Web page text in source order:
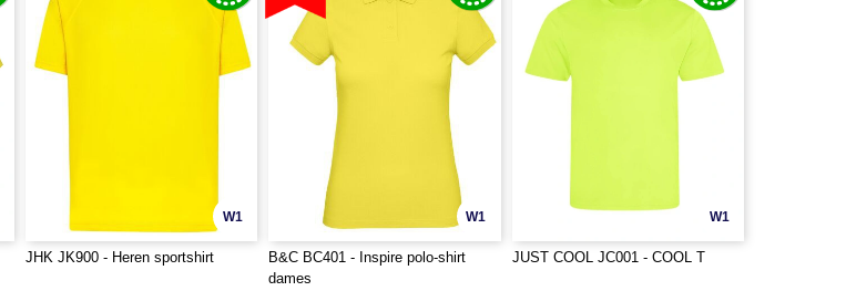
W1
JHK JK900 - Heren sportshirt
W1
B&C BC401 - Inspire polo-shirt
dames
W1
JUST COOL JC001 - COOL T